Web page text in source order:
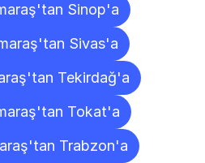
Sinop'a
Sivas'a
Tekirdağ'a
Tokat'a
Trabzon'a